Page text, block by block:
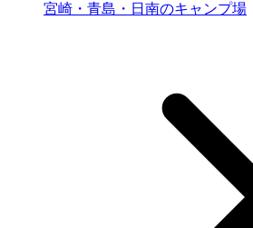
宮崎・青島・日南のキャンプ場